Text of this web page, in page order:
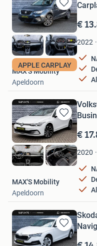
Bewaren
in
Mijn
Favorieten
APPLE CARPLAY
€
2022
MAX'S Mobility
Apeldoorn
Bewaren
in
Mijn
Favorieten
€
2020
MAX'S Mobility
Apeldoorn
Bewaren
in